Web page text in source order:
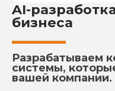
AI-
бизнеса
Разрабатываем
системы,
вашей компании.